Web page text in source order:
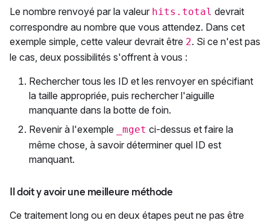
Le nombre renvoyé par la valeur hits.total devrait
correspondre au nombre que vous attendez. Dans cet
exemple simple, cette valeur devrait être 2. Si ce n'est pas
le cas, deux possibilités s'offrent à vous :
Rechercher tous les ID et les renvoyer en spécifiant
la taille appropriée, puis rechercher l'aiguille
manquante dans la botte de foin.
Revenir à l'exemple
_mget ci-dessus et faire la
même chose, à savoir déterminer quel ID est
manquant.
Il doit y avoir une meilleure méthode
Ce traitement long ou en deux étapes peut ne pas être